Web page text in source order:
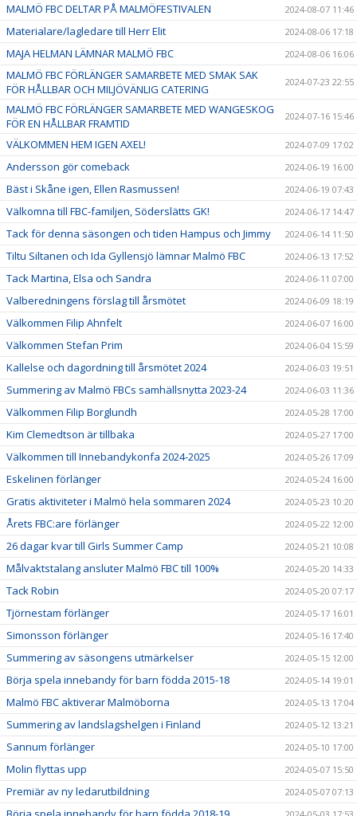
MALMÖ FBC DELTAR PÅ MALMÖFESTIVALEN 2024-08-07 11:46
Materialare/lagledare till Herr Elit 2024-08-06 17:18
MAJA HELMAN LÄMNAR MALMÖ FBC 2024-08-06 16:06
MALMÖ FBC FÖRLÄNGER SAMARBETE MED SMAK SAK
FÖR HÅLLBAR OCH MILJÖVÄNLIG CATERING
2024-07-23 22:55
MALMÖ FBC FÖRLÄNGER SAMARBETE MED WANGESKOG
FÖR EN HÅLLBAR FRAMTID
2024-07-16 15:46
VÄLKOMMEN HEM IGEN AXEL! 2024-07-09 17:02
Andersson gör comeback 2024-06-19 16:00
Bäst i Skåne igen, Ellen Rasmussen! 2024-06-19 07:43
Välkomna till FBC-familjen, Söderslätts GK! 2024-06-17 14:47
Tack för denna säsongen och tiden Hampus och Jimmy 2024-06-14 11:50
Tiltu Siltanen och Ida Gyllensjö lämnar Malmö FBC 2024-06-13 17:52
Tack Martina, Elsa och Sandra 2024-06-11 07:00
Valberedningens förslag till årsmötet 2024-06-09 18:19
Välkommen Filip Ahnfelt 2024-06-07 16:00
Välkommen Stefan Prim 2024-06-04 15:59
Kallelse och dagordning till årsmötet 2024 2024-06-03 19:51
Summering av Malmö FBCs samhällsnytta 2023-24 2024-06-03 11:36
Välkommen Filip Borglundh 2024-05-28 17:00
Kim Clemedtson är tillbaka 2024-05-27 17:00
Välkommen till Innebandykonfa 2024-2025 2024-05-26 17:09
Eskelinen förlänger 2024-05-24 16:00
Gratis aktiviteter i Malmö hela sommaren 2024 2024-05-23 10:20
Årets FBC:are förlänger 2024-05-22 12:00
26 dagar kvar till Girls Summer Camp 2024-05-21 10:08
Målvaktstalang ansluter Malmö FBC till 100% 2024-05-20 14:33
Tack Robin 2024-05-20 07:17
Tjörnestam förlänger 2024-05-17 16:01
Simonsson förlänger 2024-05-16 17:40
Summering av säsongens utmärkelser 2024-05-15 12:00
Börja spela innebandy för barn födda 2015-18 2024-05-14 19:01
Malmö FBC aktiverar Malmöborna 2024-05-13 17:04
Summering av landslagshelgen i Finland 2024-05-12 13:21
Sannum förlänger 2024-05-10 17:00
Molin flyttas upp 2024-05-07 15:50
Premiär av ny ledarutbildning 2024-05-07 07:13
2024-05-03 17:53